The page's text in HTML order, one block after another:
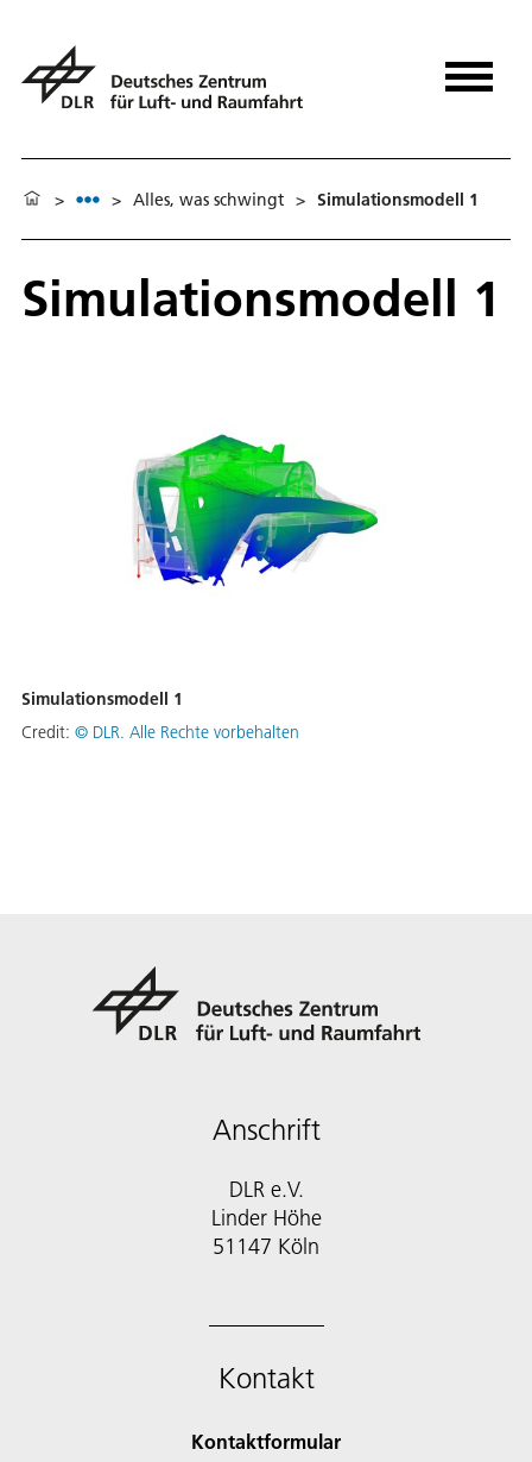
> > Alles, was schwingt > Simulationsmodell 1
Simulationsmodell 1
Simulationsmodell 1
Credit: © DLR. Alle Rechte vorbehalten
Anschrift
DLR e.V.
Linder Höhe
51147 Köln
Kontakt
Kontaktformular